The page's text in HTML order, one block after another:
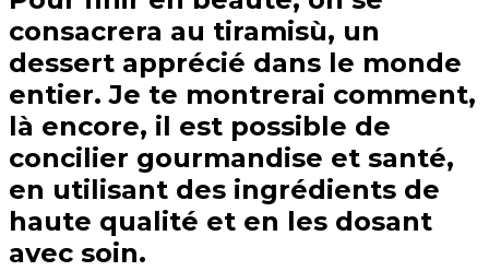
consacrera au tiramisù, un
dessert apprécié dans le monde
entier. Je te montrerai comment,
là encore, il est possible de
concilier gourmandise et santé,
en utilisant des ingrédients de
haute qualité et en les dosant
avec soin.